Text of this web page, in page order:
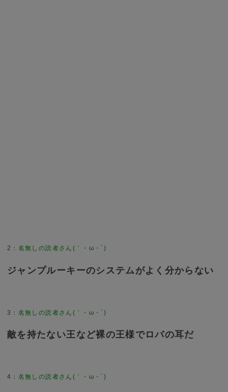
2 ： 名無しの読者さん(｀・ω・´)
ジャンプルーキーのシステムがよく分からない
3 ： 名無しの読者さん(｀・ω・´)
敵を持たない王など裸の王様でロバの耳だ
4 ： 名無しの読者さん(｀・ω・´)